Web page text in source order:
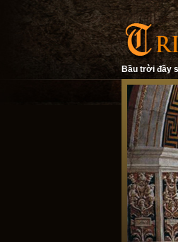
Bầu trời đầy